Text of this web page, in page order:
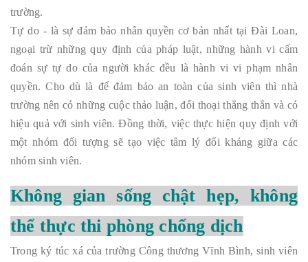
trường.
Tự do - là sự đảm bảo nhân quyền cơ bản nhất tại Đài Loan,
ngoại trừ những quy định của pháp luật, những hành vi cấm
đoán sự tự do của người khác đều là hành vi vi phạm nhân
quyền. Cho dù là để đảm bảo an toàn của sinh viên thì nhà
trường nên có những cuộc thảo luận, đối thoại thẳng thắn và có
hiệu quả với sinh viên. Đồng thời, việc thực hiện quy định với
một nhóm đối tượng sẽ tạo việc tâm lý đối kháng giữa các
nhóm sinh viên.
Không gian sống chật hẹp, không
thể thực thi phòng chống dịch
Trong ký túc xá của trường Công thương Vĩnh Bình, sinh viên